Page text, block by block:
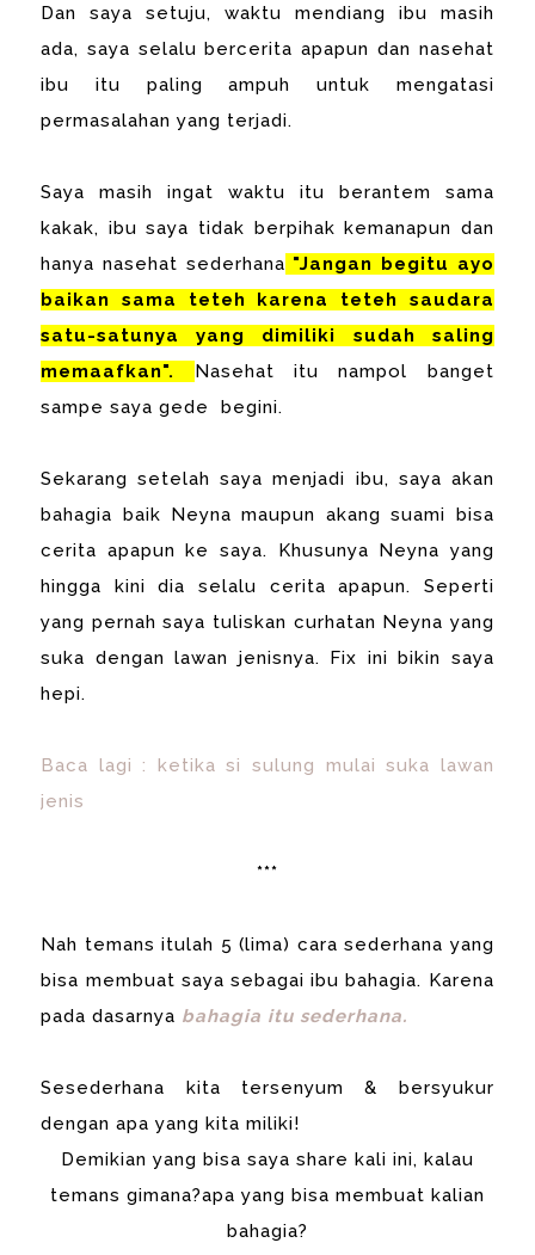
Dan saya setuju, waktu mendiang ibu masih
ada, saya selalu bercerita apapun dan nasehat
ibu itu paling ampuh untuk mengatasi
permasalahan yang terjadi.
Saya masih ingat waktu itu berantem sama
kakak, ibu saya tidak berpihak kemanapun dan
hanya nasehat sederhana "Jangan begitu ayo
baikan sama teteh karena teteh saudara
satu-satunya yang dimiliki sudah saling
memaafkan". Nasehat itu nampol banget
sampe saya gede begini.
Sekarang setelah saya menjadi ibu, saya akan
bahagia baik Neyna maupun akang suami bisa
cerita apapun ke saya. Khusunya Neyna yang
hingga kini dia selalu cerita apapun. Seperti
yang pernah saya tuliskan curhatan Neyna yang
suka dengan lawan jenisnya. Fix ini bikin saya
hepi.
Baca lagi : ketika si sulung mulai suka lawan
jenis
***
Nah temans itulah 5 (lima) cara sederhana yang
bisa membuat saya sebagai ibu bahagia. Karena
pada dasarnya bahagia itu sederhana.
Sesederhana kita tersenyum & bersyukur
dengan apa yang kita miliki!
Demikian yang bisa saya share kali ini, kalau
temans gimana?apa yang bisa membuat kalian
bahagia?